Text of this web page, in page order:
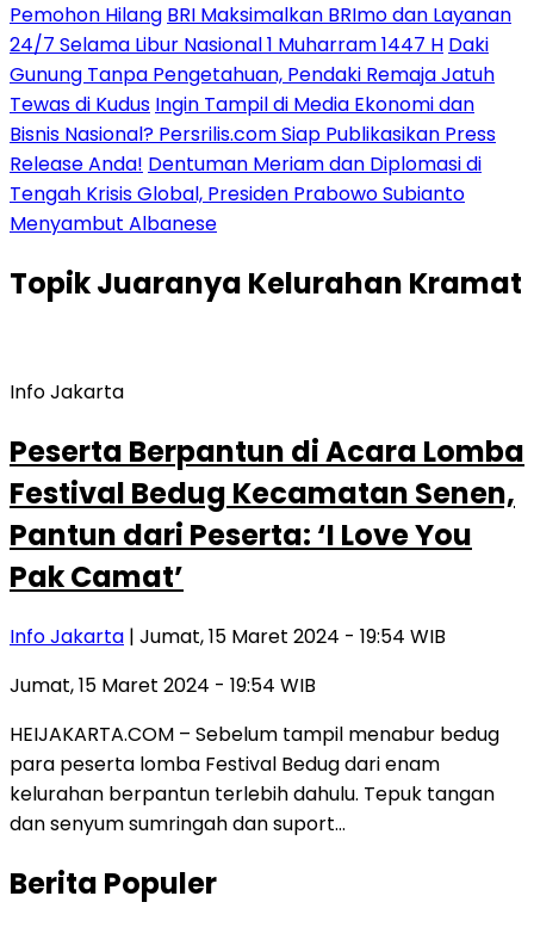
Pemohon Hilang BRI Maksimalkan BRImo dan Layanan
24/7 Selama Libur Nasional 1 Muharram 1447 H Daki
Gunung Tanpa Pengetahuan, Pendaki Remaja Jatuh
Tewas di Kudus Ingin Tampil di Media Ekonomi dan
Bisnis Nasional? Persrilis.com Siap Publikasikan Press
Release Anda! Dentuman Meriam dan Diplomasi di
Tengah Krisis Global, Presiden Prabowo Subianto
Menyambut Albanese
TopikJuaranya Kelurahan Kramat
Info Jakarta
Peserta Berpantun di Acara Lomba
Festival Bedug Kecamatan Senen,
Pantun dari Peserta: ‘I Love You
Pak Camat’
Info Jakarta | Jumat, 15 Maret 2024 - 19:54 WIB
Jumat, 15 Maret 2024 - 19:54 WIB
HEIJAKARTA.COM – Sebelum tampil menabur bedug
para peserta lomba Festival Bedug dari enam
kelurahan berpantun terlebih dahulu. Tepuk tangan
dan senyum sumringah dan suport…
Berita Populer